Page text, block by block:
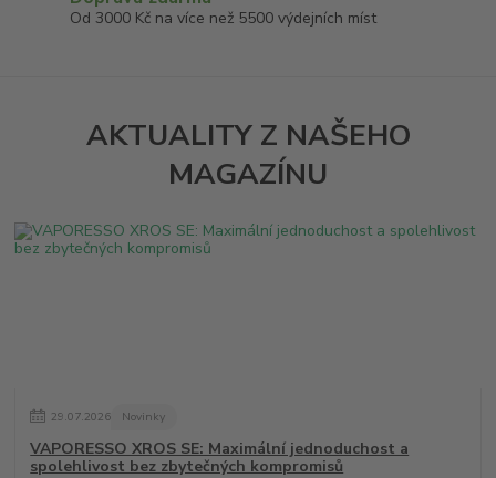
Od 3000 Kč na více než 5500 výdejních míst
AKTUALITY Z NAŠEHO
MAGAZÍNU
29.07.2026 Novinky
VAPORESSO XROS SE: Maximální jednoduchost a
spolehlivost bez zbytečných kompromisů